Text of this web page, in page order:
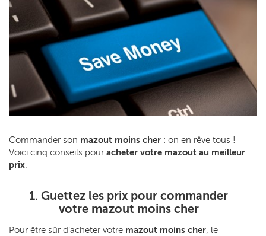
Commander son mazout moins cher : on en rêve tous !
Voici cinq conseils pour acheter votre mazout au meilleur
prix.
1. Guettez les prix pour commander
votre mazout moins cher
Pour être sûr d’acheter votre mazout moins cher, le